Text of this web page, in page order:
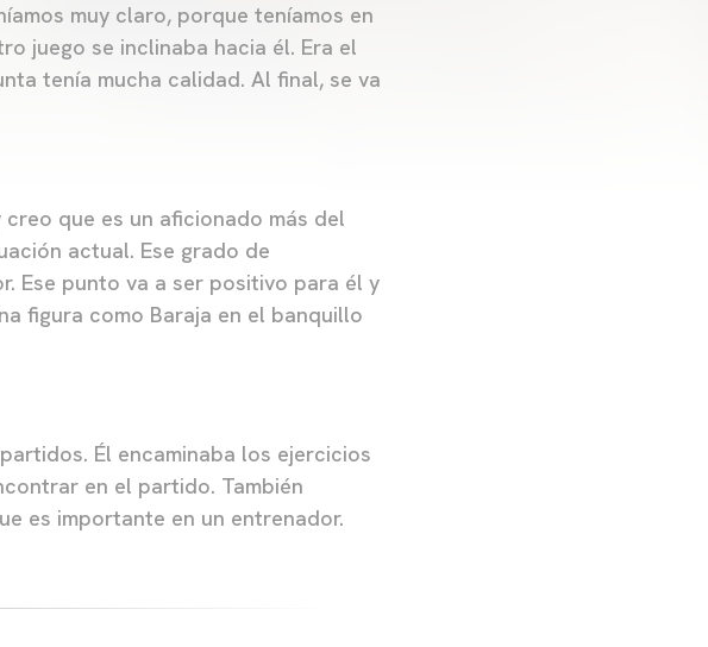
muy claro, porque teníamos en
juego se inclinaba hacia él. Era el
tenía mucha calidad. Al final, se va
que es un aficionado más del
actual. Ese grado de
Ese punto va a ser positivo para él y
figura como Baraja en el banquillo
Él encaminaba los ejercicios
en el partido. También
es importante en un entrenador.